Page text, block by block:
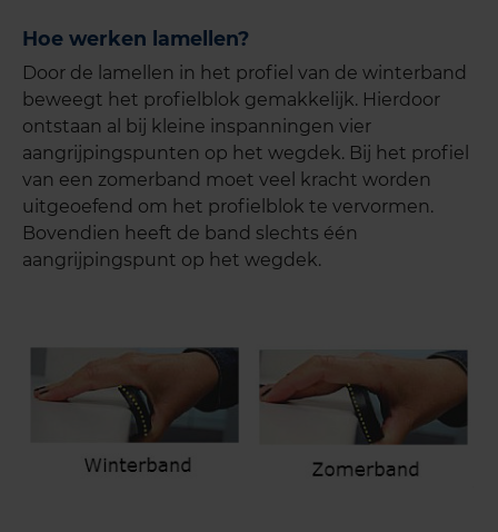
Hoe werken lamellen?
Door de lamellen in het profiel van de winterband
beweegt het profielblok gemakkelijk. Hierdoor
ontstaan al bij kleine inspanningen vier
aangrijpingspunten op het wegdek. Bij het profiel
van een zomerband moet veel kracht worden
uitgeoefend om het profielblok te vervormen.
Bovendien heeft de band slechts één
aangrijpingspunt op het wegdek.